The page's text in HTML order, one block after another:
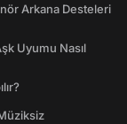
Arkana Desteleri
Uyumu Nasıl